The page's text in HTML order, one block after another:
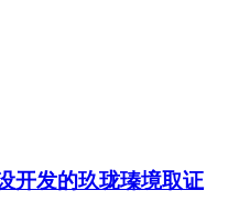
开发的玖珑瑧境取证